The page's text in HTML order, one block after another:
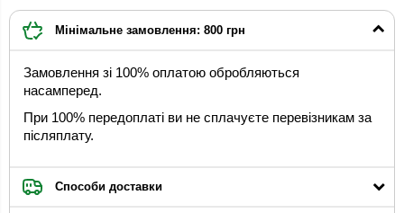
Мінімальне замовлення: 800 грн
Замовлення зі 100% оплатою обробляються
насамперед.
При 100% передоплаті ви не сплачуєте перевізникам за
післяплату.
Способи доставки